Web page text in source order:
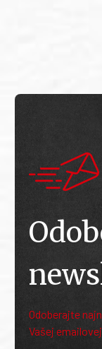
Odoberajte
Vašej